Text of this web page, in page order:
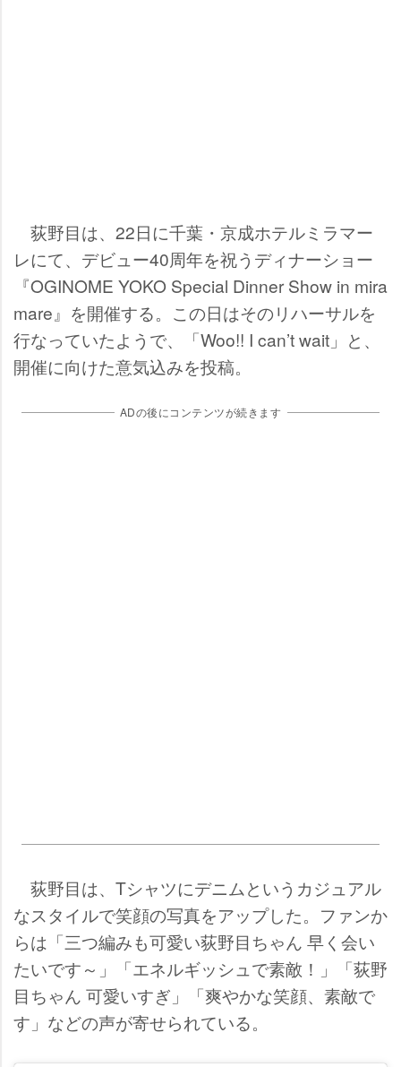
荻野目は、22日に千葉・京成ホテルミラマー
レにて、デビュー40周年を祝うディナーショー
『OGINOME YOKO Special Dinner Show in mira
mare』を開催する。この日はそのリハーサルを
行なっていたようで、「Woo!! I can’t wait」と、
開催に向けた意気込みを投稿。
ADの後にコンテンツが続きます
荻野目は、Tシャツにデニムというカジュアル
なスタイルで笑顔の写真をアップした。ファンか
らは「三つ編みも可愛い荻野目ちゃん 早く会い
たいです～」「エネルギッシュで素敵！」「荻野
目ちゃん 可愛いすぎ」「爽やかな笑顔、素敵で
す」などの声が寄せられている。